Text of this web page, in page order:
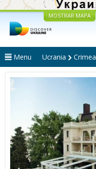
MOSTRAR MAPA
Menu Ucrania Crimea